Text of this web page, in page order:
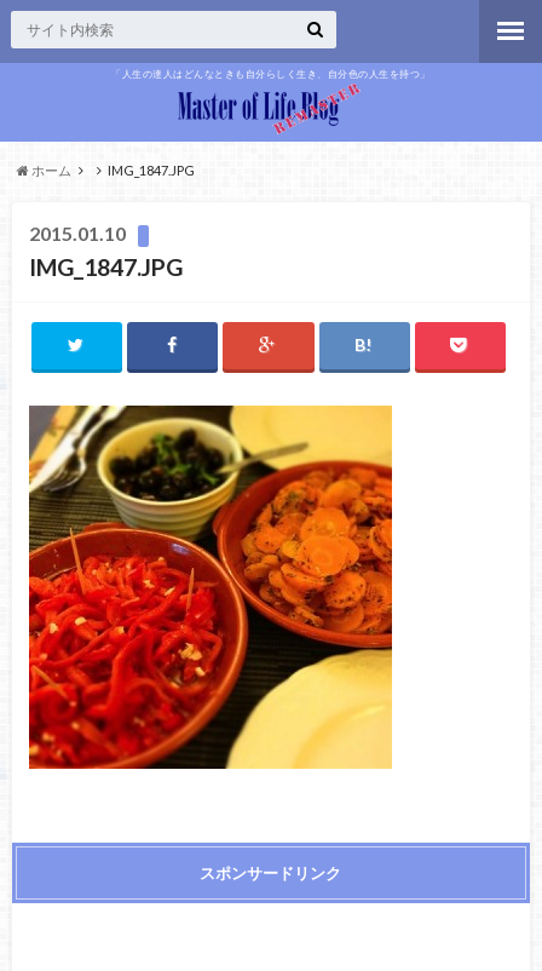
「人生の達人はどんなときも自分らしく生き、自分色の人生を持つ」
ホーム IMG_1847.JPG
2015.01.10
IMG_1847.JPG
スポンサードリンク